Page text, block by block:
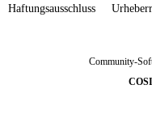
Haftungsausschluss
Community-